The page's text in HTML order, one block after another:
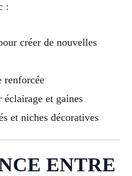
:
créer de nouvelles
renforcée
et gaines
et niches décoratives
ENTRE